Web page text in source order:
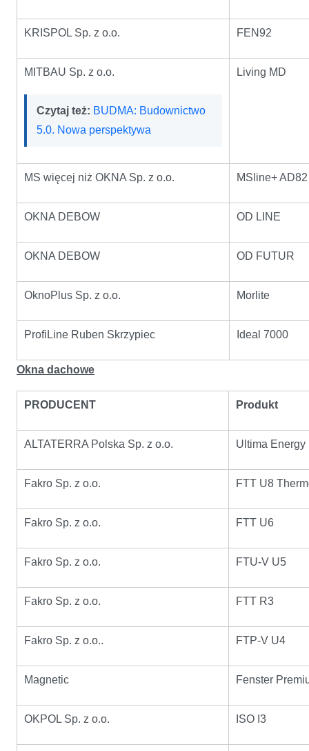
KRISPOL Sp. z o.o. FEN92
MITBAU Sp. z o.o.
Czytaj też: BUDMA: Budownictwo
5.0. Nowa perspektywa
Living MD
MS więcej niż OKNA Sp. z o.o. MSline+ AD82
OKNA DEBOW OD LINE
OKNA DEBOW OD FUTUR
OknoPlus Sp. z o.o. Morlite
ProfiLine Ruben Skrzypiec Ideal 7000
Okna dachowe
PRODUCENT Produkt
ALTATERRA Polska Sp. z o.o. Ultima Energy
Fakro Sp. z o.o. FTT U8
Fakro Sp. z o.o. FTT U6
Fakro Sp. z o.o. FTU-V U5
Fakro Sp. z o.o. FTT R3
Fakro Sp. z o.o.. FTP-V U4
Magnetic Fenster
OKPOL Sp. z o.o. ISO I3